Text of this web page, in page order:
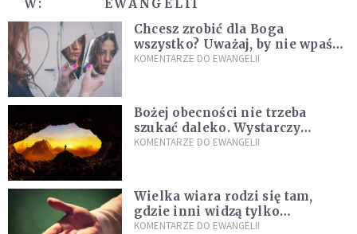
W:
EWANGELII
Chcesz zrobić dla Boga
wszystko? Uważaj, by nie wpaść
w groźną pułapkę
KOMENTARZE DO EWANGELII
Bożej obecności nie trzeba
szukać daleko. Wystarczy
nauczyć się słuchać
KOMENTARZE DO EWANGELII
Wielka wiara rodzi się tam,
gdzie inni widzą tylko
przeszkody
KOMENTARZE DO EWANGELII